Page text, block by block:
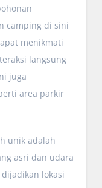
camping di sini
menikmati
langsung
juga
area parkir
unik adalah
asri dan udara
lokasi